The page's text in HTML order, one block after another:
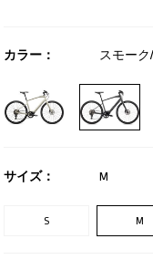
カラー： スモー
サイズ： M
S M